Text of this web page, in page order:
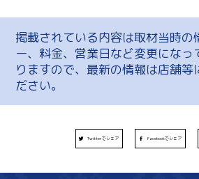
掲載されている内容は取材当時の
ー、料金、営業日など変更になっ
りますので、最新の情報は店舗等
ださい。
Twitterでシェア Facebookでシェア